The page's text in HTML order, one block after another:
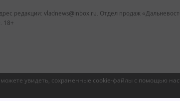
увидеть, сохраненные cookie-файлы с помощью
редакции: vladnews@inbox.ru. Отдел продаж
18+